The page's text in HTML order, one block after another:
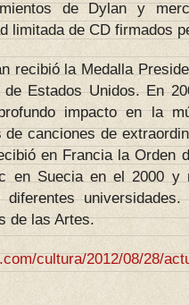
de Dylan y
limitada de CD firmados
recibió la Medalla
Estados Unidos. En
impacto en la
canciones de
en Francia la Orden
en Suecia en el 2000 y
diferentes
de las Artes.
cultura/2012/08/28/